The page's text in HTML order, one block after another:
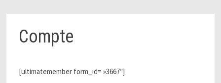
Compte
[ultimatemember form_id= »3667″]